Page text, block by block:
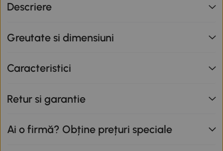
Descriere
Greutate si dimensiuni
Caracteristici
Retur si garantie
Ai o firmă? Obține prețuri speciale